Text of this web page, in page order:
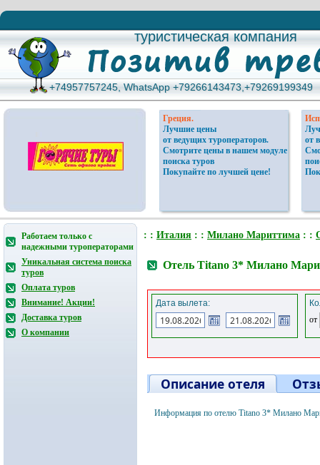
туристическая компания
туристическая компания
+74957757245, WhatsApp +79266143473,+79269199349
+74957757245, WhatsApp +79266143473,+79269199349
Греция.
Лучшие цены
от ведущих туроператоров.
Смотрите цены в нашем модуле
поиска туров
Покупайте по лучшей цене!
от
Работаем только с
надежными туроператорами
Уникальная система поиска
туров
Оплата туров
Внимание! Акции!
Доставка туров
О компании
: : Италия : : Милано Мариттима : :
Отель Titano 3* Милано
Дата вылета:
от
Описание отеля
Информация по отелю Titano 3* Милано